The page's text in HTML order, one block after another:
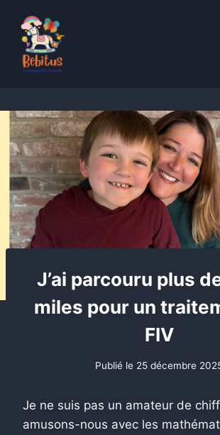
content
J’ai parcouru plus
miles pour un
FIV
Publié le 25 décembre
Je ne suis pas un amateur de
amusons-nous avec les